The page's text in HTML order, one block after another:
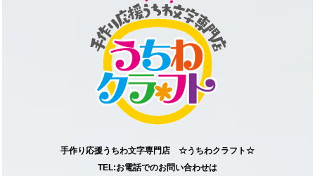
手作り応援うちわ文字専門店 ☆うちわクラフト☆
TEL:お電話でのお問い合わせは